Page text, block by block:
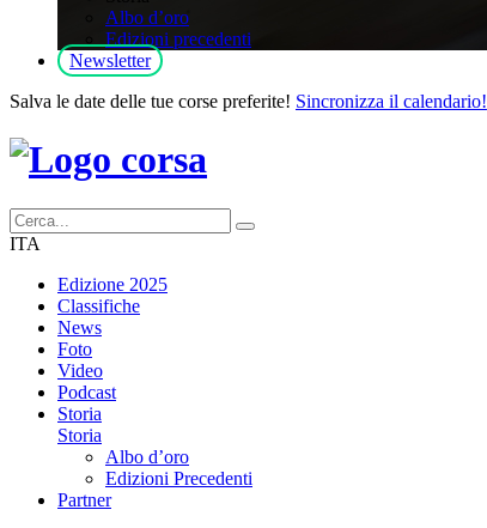
Albo d’oro
Edizioni precedenti
Newsletter
Salva le date delle tue corse preferite! Sincronizza il calendario!
ITA
Edizione 2025
Classifiche
News
Foto
Video
Podcast
Storia
Storia
Albo d’oro
Edizioni Precedenti
Partner